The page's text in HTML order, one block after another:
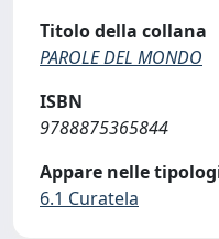
Titolo della collana
PAROLE DEL MONDO
ISBN
9788875365844
Appare nelle
6.1 Curatela